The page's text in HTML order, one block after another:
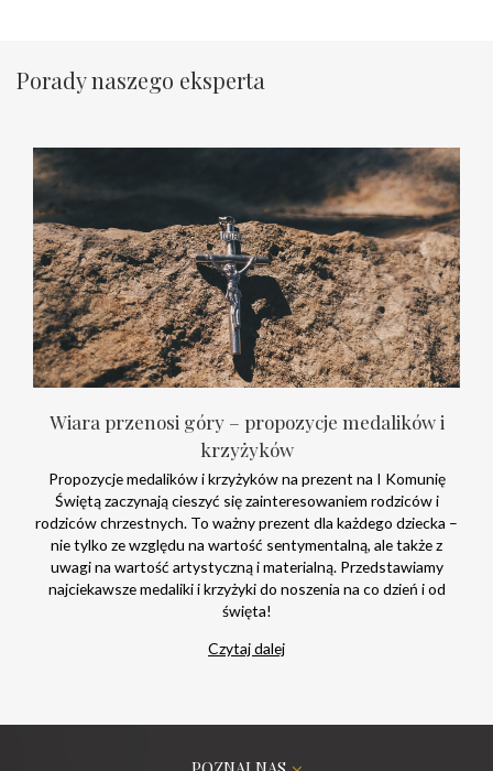
Porady naszego eksperta
Wiara przenosi góry – propozycje medalików i
krzyżyków
Propozycje medalików i krzyżyków na prezent na I Komunię
Świętą zaczynają cieszyć się zainteresowaniem rodziców i
rodziców chrzestnych. To ważny prezent dla każdego dziecka –
nie tylko ze względu na wartość sentymentalną, ale także z
uwagi na wartość artystyczną i materialną. Przedstawiamy
najciekawsze medaliki i krzyżyki do noszenia na co dzień i od
święta!
Czytaj dalej